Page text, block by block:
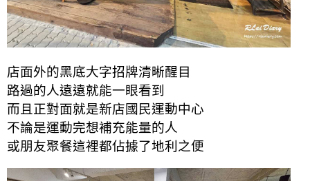
店面外的黑底大字招牌清晰醒目
路過的人遠遠就能一眼看到
而且正對面就是新店國民運動中心
不論是運動完想補充能量的人
或朋友聚餐這裡都佔據了地利之便